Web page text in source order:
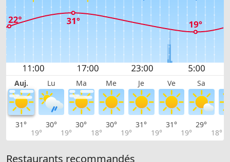
Auj. Lu Ma Me Je Ve Sa
31°
19°
30°
19°
30°
18°
30°
19°
31°
19°
31°
19°
29°
18°
Restaurants recommandés